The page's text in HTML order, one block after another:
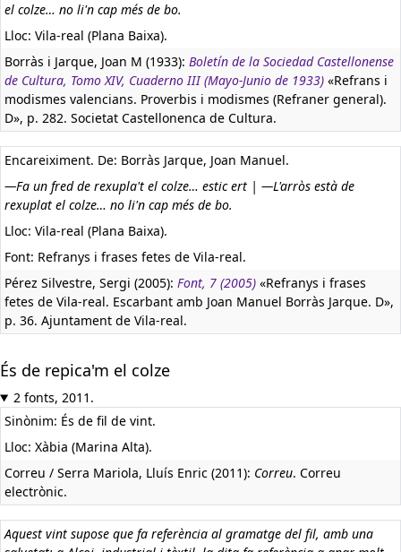
el colze… no li'n cap més de bo.
Lloc: Vila-real (Plana Baixa).
Borràs i Jarque, Joan M (1933): Boletín de la Sociedad Castellonense
de Cultura, Tomo XIV, Cuaderno III (Mayo-Junio de 1933) «Refrans i
modismes valencians. Proverbis i modismes (Refraner general).
D», p. 282. Societat Castellonenca de Cultura.
Encareiximent. De: Borràs Jarque, Joan Manuel.
—Fa un fred de rexupla't el colze… estic ert | —L'arròs està de
rexuplat el colze… no li'n cap més de bo.
Lloc: Vila-real (Plana Baixa).
Font: Refranys i frases fetes de Vila-real.
Pérez Silvestre, Sergi (2005): Font, 7 (2005) «Refranys i frases
fetes de Vila-real. Escarbant amb Joan Manuel Borràs Jarque. D»,
p. 36. Ajuntament de Vila-real.
És de repica'm el colze
2 fonts, 2011.
Sinònim: És de fil de vint.
Lloc: Xàbia (Marina Alta).
Correu / Serra Mariola, Lluís Enric (2011): Correu. Correu
electrònic.
Aquest vint supose que fa referència al gramatge del fil, amb una